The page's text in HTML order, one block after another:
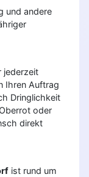
und andere
jederzeit
Ihren Auftrag
Dringlichkeit
oder
direkt
ist rund um